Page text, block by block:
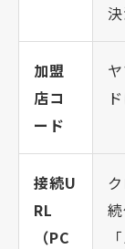
加盟
店コ
ード
接続U
RL
（PC